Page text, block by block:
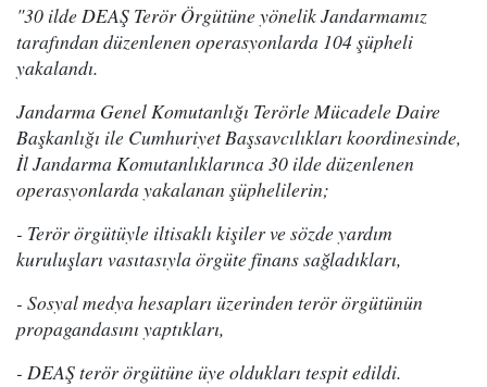
"30 ilde DEAŞ Terör Örgütüne yönelik Jandarmamız
tarafından düzenlenen operasyonlarda 104 şüpheli
yakalandı.
Jandarma Genel Komutanlığı Terörle Mücadele Daire
Başkanlığı ile Cumhuriyet Başsavcılıkları koordinesinde,
İl Jandarma Komutanlıklarınca 30 ilde düzenlenen
operasyonlarda yakalanan şüphelilerin;
- Terör örgütüyle iltisaklı kişiler ve sözde yardım
kuruluşları vasıtasıyla örgüte finans sağladıkları,
- Sosyal medya hesapları üzerinden terör örgütünün
propagandasını yaptıkları,
- DEAŞ terör örgütüne üye oldukları tespit edildi.